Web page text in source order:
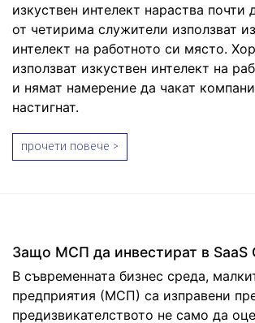
изкуствен интелект нараства почти
от четирима служители използват
интелект на работното си място.
използват изкуствен интелект на
и нямат намерение да чакат
настигнат.
прочети повече >
Защо МСП да инвестират в SaaS
В съвременната бизнес среда,
предприятия (МСП) са изправени
предизвикателството не само да